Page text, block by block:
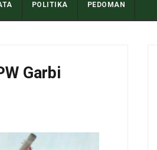
POLITIKA PEDOMAN
Garbi